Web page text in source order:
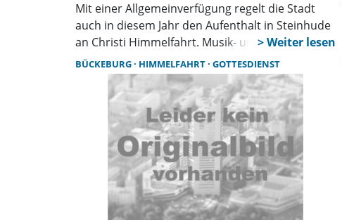
Mit einer Allgemeinverfügung regelt die Stadt
auch in diesem Jahr den Aufenthalt in Steinhude
an Christi Himmelfahrt. Musik- und Grillverbote,
Zutrittsregeln für die Badeinsel sowie
Sperrungen sollen für Sicherheit und ein
ausgewogenes Miteinander sorgen.
BÜCKEBURG HIMMELFAHRT GOTTESDIENST